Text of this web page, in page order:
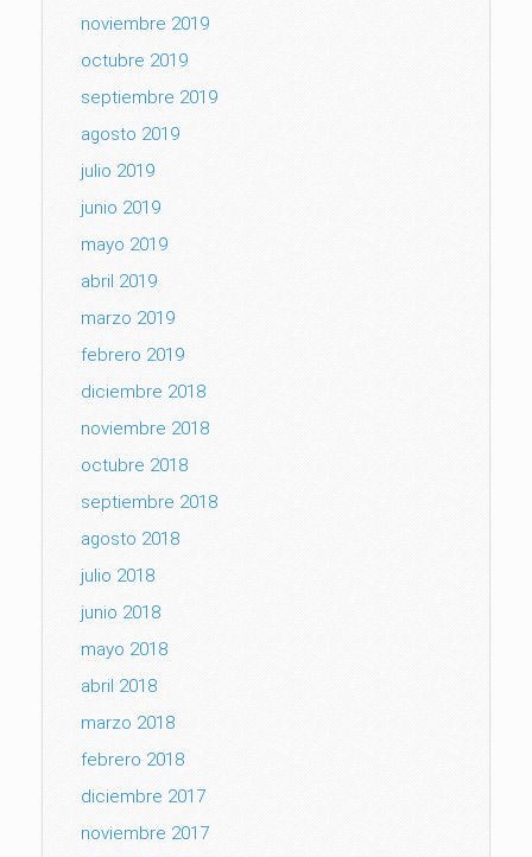
noviembre 2019
octubre 2019
septiembre 2019
agosto 2019
julio 2019
junio 2019
mayo 2019
abril 2019
marzo 2019
febrero 2019
diciembre 2018
noviembre 2018
octubre 2018
septiembre 2018
agosto 2018
julio 2018
junio 2018
mayo 2018
abril 2018
marzo 2018
febrero 2018
diciembre 2017
noviembre 2017